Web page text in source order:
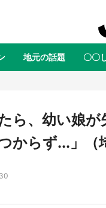
全
東
関
地元の話題 〇〇
元 絶景 あの時
ら、幼い娘が
からず...」（